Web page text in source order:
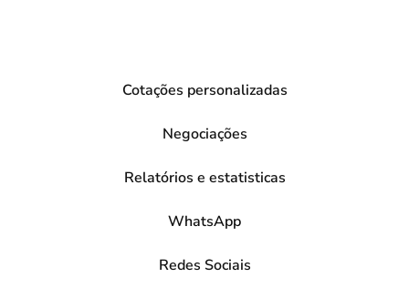
Cotações personalizadas
Negociações
Relatórios e estatisticas
WhatsApp
Redes Sociais